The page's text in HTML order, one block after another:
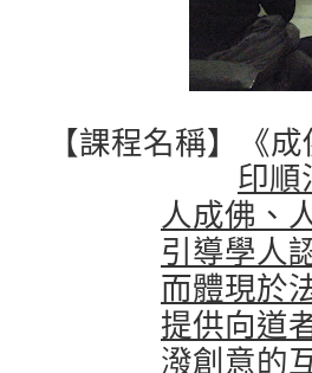
【課程名稱】《
印順
人成佛、
引導學人
而體現於
提供向道
潑創意的